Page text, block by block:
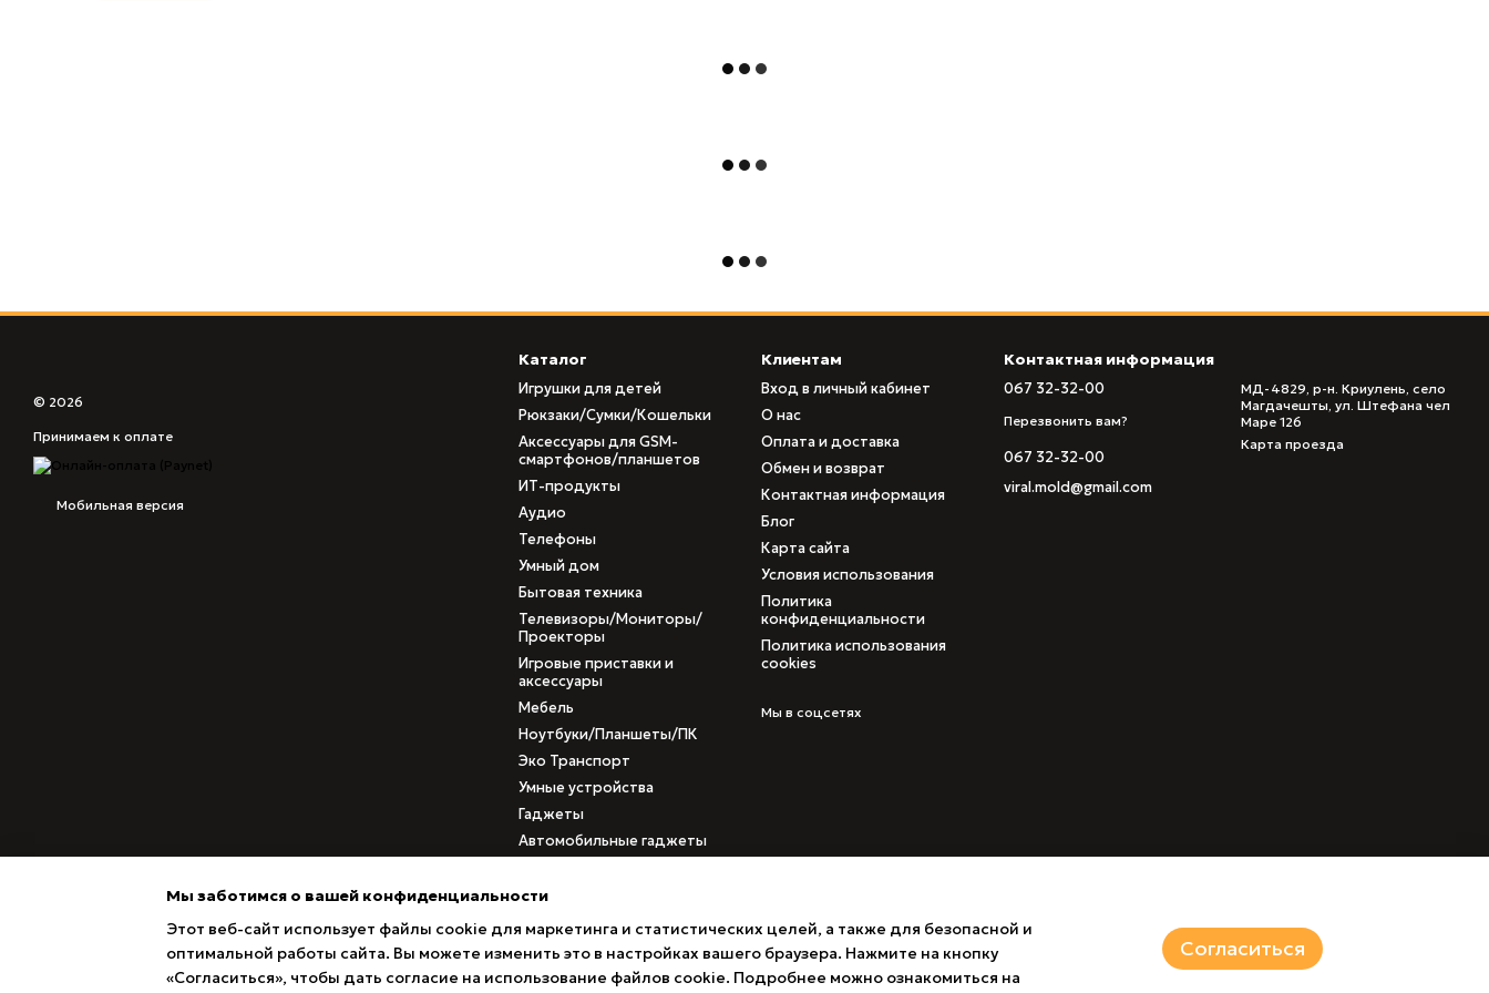
© 2026
Принимаем к оплате
Мобильная версия
Каталог
Игрушки для детей
Рюкзаки/Сумки/Кошельки
Аксессуары для GSM-
смартфонов/планшетов
ИТ-продукты
Аудио
Телефоны
Умный дом
Бытовая техника
Телевизоры/Мониторы/
Проекторы
Игровые приставки и
аксессуары
Мебель
Ноутбуки/Планшеты/ПК
Эко Транспорт
Умные устройства
Гаджеты
Автомобильные гаджеты
Товары с поврежденными
коробками
Клиентам
Вход в личный кабинет
О нас
Оплата и доставка
Обмен и возврат
Контактная информация
Блог
Карта сайта
Условия использования
Политика
конфиденциальности
Политика использования
cookies
Мы в соцсетях
Контактная информация
067 32-32-00
Перезвонить вам?
067 32-32-00
viral.mold@gmail.com
МД-4829, р-н. Криулень, село
Магдачешты, ул. Штефана чел
Маре 126
Карта проезда
Мы заботимся о вашей конфиденциальности
Этот веб-сайт использует файлы cookie для маркетинга и статистических целей, а также для безопасной и
оптимальной работы сайта. Вы можете изменить это в настройках вашего браузера. Нажмите на кнопку
«Согласиться», чтобы дать согласие на использование файлов cookie. Подробнее можно ознакомиться на
Согласиться